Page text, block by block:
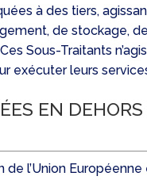
à des tiers,
de stockage,
Sous-Traitants
exécuter leurs
EN DEHORS
l’Union Européenne